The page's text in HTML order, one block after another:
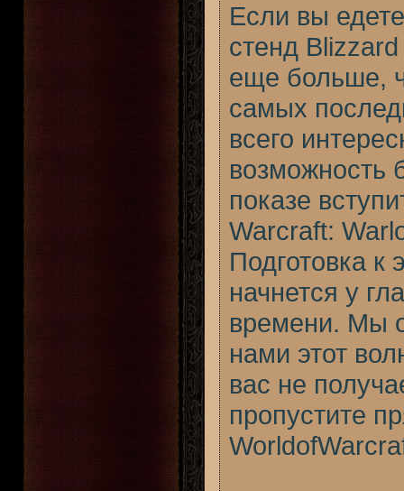
Если вы
стенд
еще больше,
самых
всего
возможность
показе
Warcraft:
Подготовка к
начнется у
времени. Мы
нами этот
вас не
пропустите